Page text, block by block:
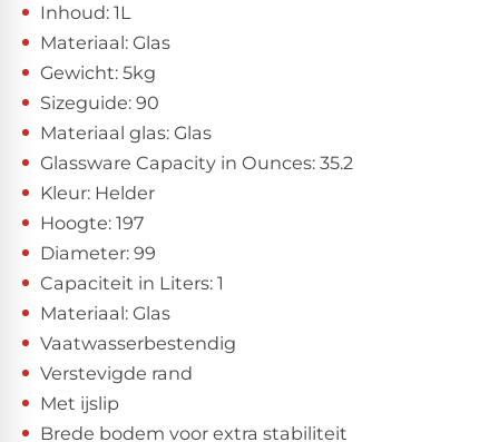
Inhoud: 1L
Materiaal: Glas
Gewicht: 5kg
Sizeguide: 90
Materiaal glas: Glas
Glassware Capacity in Ounces: 35.2
Kleur: Helder
Hoogte: 197
Diameter: 99
Capaciteit in Liters: 1
Materiaal: Glas
Vaatwasserbestendig
Verstevigde rand
Met ijslip
Brede bodem voor extra stabiliteit